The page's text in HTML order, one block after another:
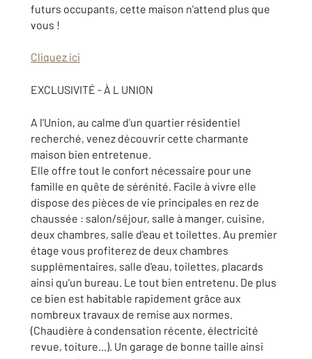
futurs occupants, cette maison n'attend plus que
vous !
Cliquez ici
EXCLUSIVITÉ - À L UNION
A l'Union, au calme d'un quartier résidentiel
recherché, venez découvrir cette charmante
maison bien entretenue.
Elle offre tout le confort nécessaire pour une
famille en quête de sérénité. Facile à vivre elle
dispose des pièces de vie principales en rez de
chaussée : salon/séjour, salle à manger, cuisine,
deux chambres, salle d'eau et toilettes. Au premier
étage vous profiterez de deux chambres
supplémentaires, salle d'eau, toilettes, placards
ainsi qu'un bureau. Le tout bien entretenu. De plus
ce bien est habitable rapidement grâce aux
nombreux travaux de remise aux normes.
(Chaudière à condensation récente, électricité
revue, toiture...). Un garage de bonne taille ainsi